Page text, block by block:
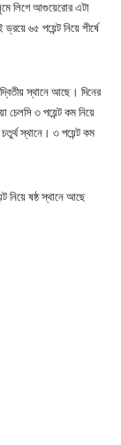
লিগে আগুয়েরোর এটা
৬৫ পয়েন্ট নিয়ে শীর্ষে
স্থানে আছে। দিনের
৩ পয়েন্ট কম নিয়ে
স্থানে। ৩ পয়েন্ট কম
নিয়ে ষষ্ঠ স্থানে আছে